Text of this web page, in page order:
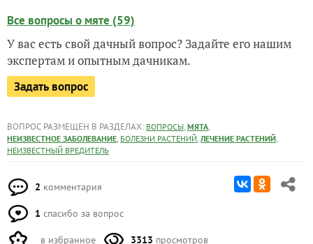
Все вопросы о мяте (59)
У вас есть свой дачный вопрос? Задайте его нашим
экспертам и опытным дачникам.
Задать вопрос
ВОПРОС РАЗМЕЩЕН В РАЗДЕЛАХ: ВОПРОСЫ, МЯТА,
НЕИЗВЕСТНОЕ ЗАБОЛЕВАНИЕ, БОЛЕЗНИ РАСТЕНИЙ, ЛЕЧЕНИЕ РАСТЕНИЙ,
НЕИЗВЕСТНЫЙ ВРЕДИТЕЛЬ
2 комментария
1 спасибо за вопрос
в избранное 3313 просмотров